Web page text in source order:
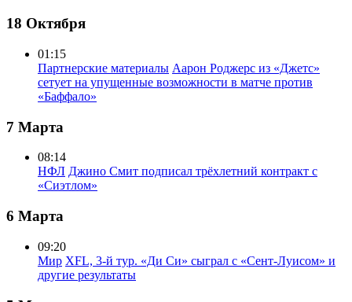
18 Октября
01:15
Партнерские материалы Аарон Роджерс из «Джетс»
сетует на упущенные возможности в матче против
«Баффало»
7 Марта
08:14
НФЛ Джино Смит подписал трёхлетний контракт с
«Сиэтлом»
6 Марта
09:20
Мир XFL, 3-й тур. «Ди Си» сыграл с «Сент-Луисом» и
другие результаты